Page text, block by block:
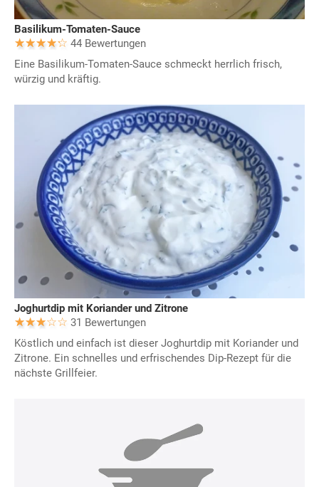
Basilikum-Tomaten-Sauce
44 Bewertungen
Eine Basilikum-Tomaten-Sauce schmeckt herrlich frisch,
würzig und kräftig.
Joghurtdip mit Koriander und Zitrone
31 Bewertungen
Köstlich und einfach ist dieser Joghurtdip mit Koriander und
Zitrone. Ein schnelles und erfrischendes Dip-Rezept für die
nächste Grillfeier.